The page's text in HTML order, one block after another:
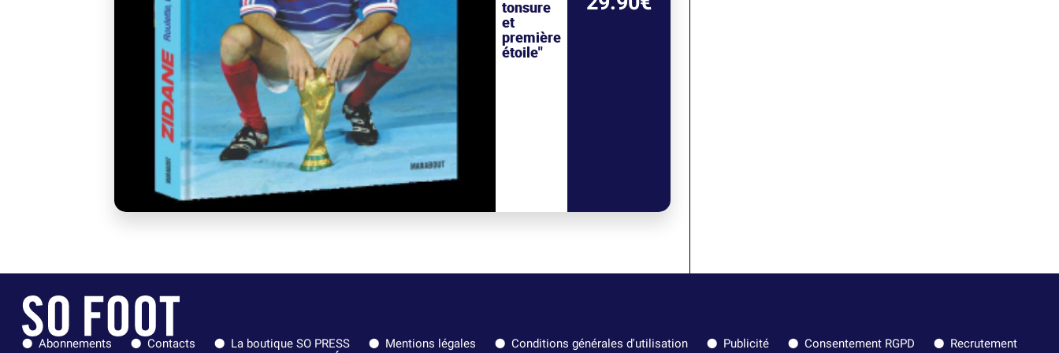
tonsure
et
première
étoile"
Abonnements Contacts La boutique SO PRESS Mentions légales Conditions générales d'utilisation Publicité Consentement RGPD Recrutement